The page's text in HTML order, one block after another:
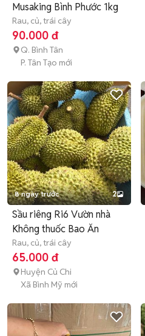
Musaking Bình Phước 1kg
Rau, củ, trái cây
90.000 đ
Q. Bình Tân
P. Tân Tạo mới
8 ngày trước 2
Sầu riêng Ri6 Vườn nhà
Không thuốc Bao Ăn
Rau, củ, trái cây
65.000 đ
Huyện Củ Chi
Xã Bình Mỹ mới